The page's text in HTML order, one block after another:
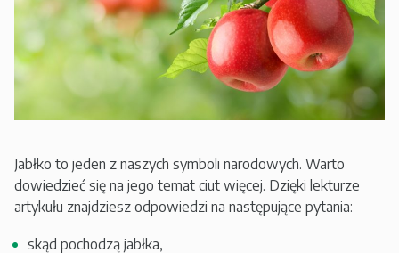
Jabłko to jeden z naszych symboli narodowych. Warto
dowiedzieć się na jego temat ciut więcej. Dzięki lekturze
artykułu znajdziesz odpowiedzi na następujące pytania:
skąd pochodzą jabłka,